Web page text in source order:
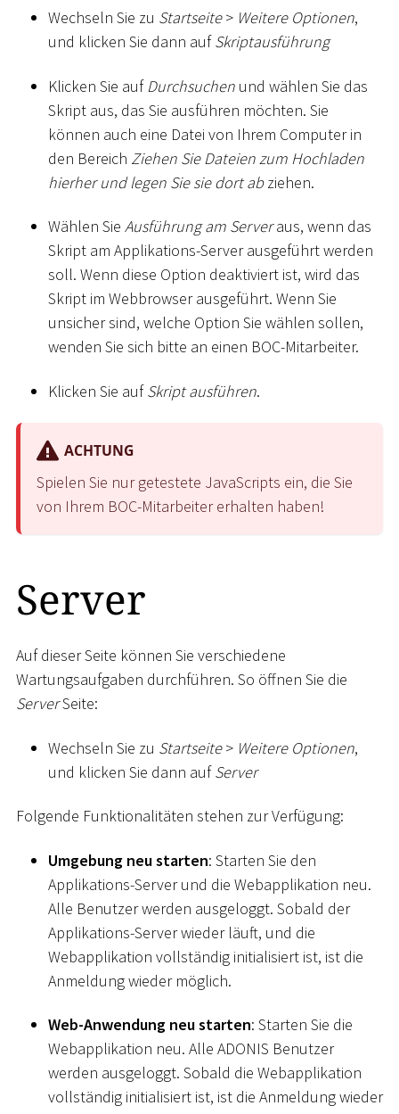
Wechseln Sie zu Startseite > Weitere Optionen,
und klicken Sie dann aufSkriptausführung
Klicken Sie aufDurchsuchen und wählen Sie das
Skript aus, das Sie ausführen möchten. Sie
können auch eine Datei von Ihrem Computer in
den Bereich Ziehen Sie Dateien zum Hochladen
hierher und legen Sie sie dort abziehen.
Wählen Sie Ausführung am Serveraus, wenn das
Skript am Applikations-Server ausgeführt werden
soll. Wenn diese Option deaktiviert ist, wird das
Skript im Webbrowser ausgeführt. Wenn Sie
unsicher sind, welche Option Sie wählen sollen,
wenden Sie sich bitte an einen BOC-Mitarbeiter.
Klicken Sie aufSkript ausführen.
ACHTUNG
Spielen Sie nur getestete JavaScripts ein, die Sie
von Ihrem BOC-Mitarbeiter erhalten haben!
Server
Auf dieser Seite können Sie verschiedene
Wartungsaufgaben durchführen. So öffnen Sie die
ServerSeite:
Wechseln Sie zu Startseite > Weitere Optionen,
und klicken Sie dann aufServer
Folgende Funktionalitäten stehen zur Verfügung:
Umgebung neu starten: Starten Sie den
Applikations-Server und die Webapplikation neu.
Alle Benutzer werden ausgeloggt. Sobald der
Applikations-Server wieder läuft, und die
Webapplikation vollständig initialisiert ist, ist die
Anmeldung wieder möglich.
Web-Anwendung neu starten: Starten Sie die
Webapplikation neu. Alle ADONIS Benutzer
werden ausgeloggt. Sobald die Webapplikation
vollständig initialisiert ist, ist die Anmeldung wieder